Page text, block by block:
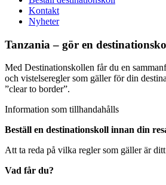
Kontakt
Nyheter
Tanzania – gör en
Med Destinationskollen får du en
och vistelseregler som gäller för din
”clear to border”.
Information som tillhandahålls
Beställ en destinationskoll innan din
Att ta reda på vilka regler som gäller är ditt
Vad får du?